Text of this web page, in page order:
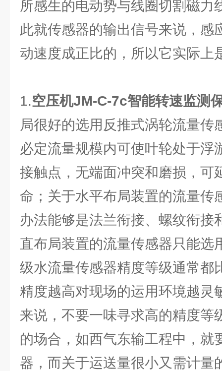
所感生的电动势与线圈切割磁力
此就传感器的输出信号来说，感
动速度成正比的，所以它实际上
1.空压机JM-C-7c智能转速监测
局很好的选用反推式涡轮流量传
必定流量规模内可使叶轮处于浮
接触点，无端面冲突和磨损，可
命；关于水平布局装置的流量传
办法能够是法兰衔接、螺纹衔接
直布局装置的流量传感器只能选
级水流量传感器精度等级通常都
精度越高对现场的运用环境越灵
来说，不要一味寻求高的精度等
的场合，如西气东输工程中，就
器，而关于运送量很小又需计量